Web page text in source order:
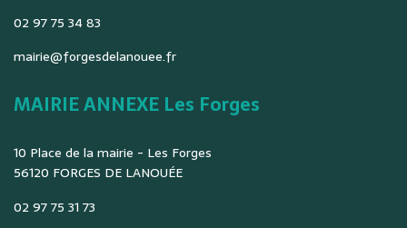
02 97 75 34 83
mairie@forgesdelanouee.fr
MAIRIE ANNEXE Les Forges
10 Place de la mairie - Les Forges
56120 FORGES DE LANOUÉE
02 97 75 31 73